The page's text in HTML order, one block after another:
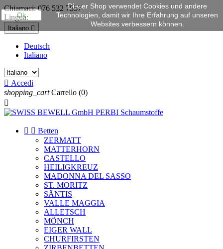
Chiamaci:076 532 7557
Lingua:
Italiano 
Deutsch
Italiano
 Accedi
shopping_cart Carrello (0)

  Betten
ZERMATT
MATTERHORN
CASTELLO
HEILIGKREUZ
MADONNA DEL SASSO
ST. MORITZ
SÄNTIS
VALLE MAGGIA
ALLETSCH
MÖNCH
EIGER WALL
CHURFIRSTEN
Ok
Dieser Shop verwendet Cookies und andere
Technologien, damit wir Ihre Erfahrung auf unseren
Websites verbessern können.